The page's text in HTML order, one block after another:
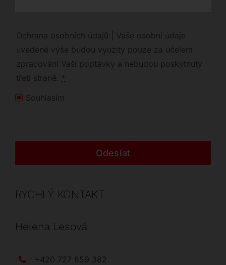
Ochrana osobních údajů | Vaše osobní údaje
uvedené výše budou využity pouze za účelem
zpracování Vaší poptávky a nebudou poskytnuty
třetí straně. *
Souhlasím
Odeslat
RYCHLÝ KONTAKT
Helena Lesová
+420 727 859 382